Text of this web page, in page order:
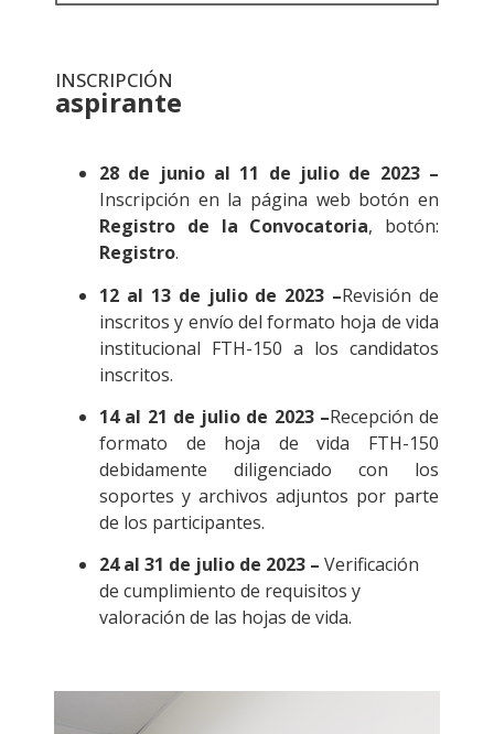
INSCRIPCIÓN
aspirante
28 de junio al 11 de julio de 2023 –
Inscripción en la página web botón en
Registro de la Convocatoria, botón:
Registro.
12 al 13 de julio de 2023 –Revisión de
inscritos y envío del formato hoja de vida
institucional FTH-150 a los candidatos
inscritos.
14 al 21 de julio de 2023 –Recepción de
formato de hoja de vida FTH-150
debidamente diligenciado con los
soportes y archivos adjuntos por parte
de los participantes.
24 al 31 de julio de 2023 – Verificación
de cumplimiento de requisitos y
valoración de las hojas de vida.